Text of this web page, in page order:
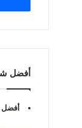
ب
د
ا
ل
أفضل
أفضل